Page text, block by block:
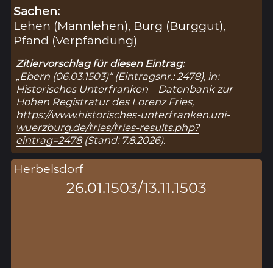
Sachen:
Lehen (Mannlehen), Burg (Burggut),
Pfand (Verpfändung)
Zitiervorschlag für diesen Eintrag:
„Ebern (06.03.1503)“ (Eintragsnr.: 2478), in:
Historisches Unterfranken – Datenbank zur
Hohen Registratur des Lorenz Fries,
https://www.historisches-unterfranken.uni-
wuerzburg.de/fries/fries-results.php?
eintrag=2478(Stand: 7.8.2026).
Herbelsdorf
26.01.1503/13.11.1503